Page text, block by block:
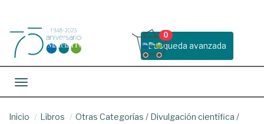
Busqueda avanzada
0
Toggle navigation
Inicio Libros Otras Categorías / Divulgación científica /